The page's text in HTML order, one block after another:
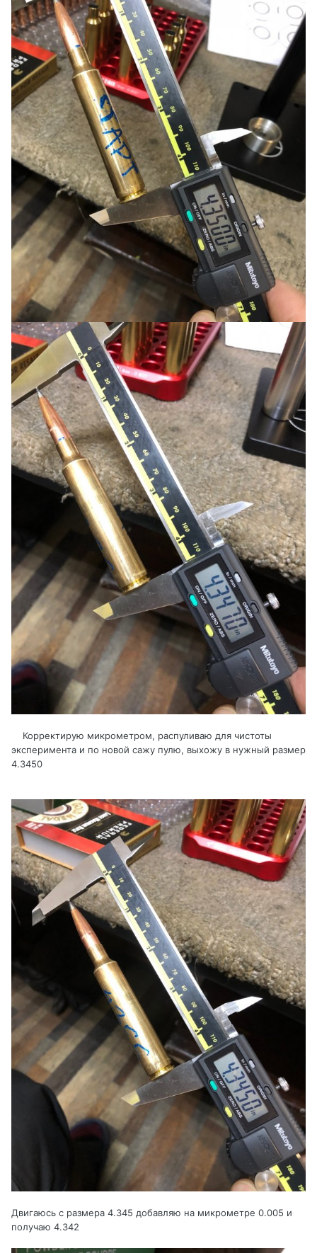
Корректирую микрометром, распуливаю для чистоты
эксперимента и по новой сажу пулю, выхожу в нужный размер
4.3450
Двигаюсь с размера 4.345 добавляю на микрометре 0.005 и
получаю 4.342